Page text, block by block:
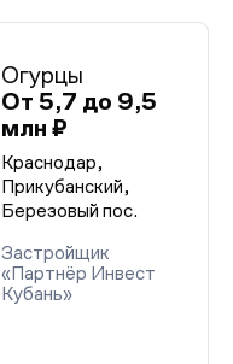
Огурцы
От 5,7 до 9,5
млн ₽
Краснодар,
Прикубанский,
Березовый пос.
Застройщик
«Партнёр Инвест
Кубань»